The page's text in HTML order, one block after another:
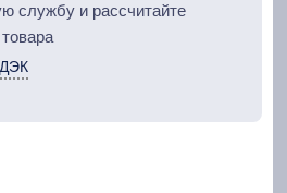
службу и рассчитайте
товара